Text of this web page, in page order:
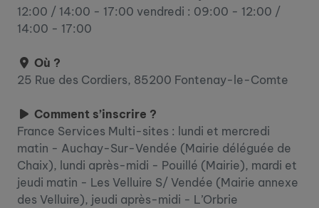
12:00 / 14:00 - 17:00 vendredi : 09:00 - 12:00 /
14:00 - 17:00
Où ?
25 Rue des Cordiers, 85200 Fontenay-le-Comte
Comment s’inscrire ?
France Services Multi-sites : lundi et mercredi
matin - Auchay-Sur-Vendée (Mairie déléguée de
Chaix), lundi après-midi - Pouillé (Mairie), mardi et
jeudi matin - Les Velluire S/ Vendée (Mairie annexe
des Velluire), jeudi après-midi - L’Orbrie